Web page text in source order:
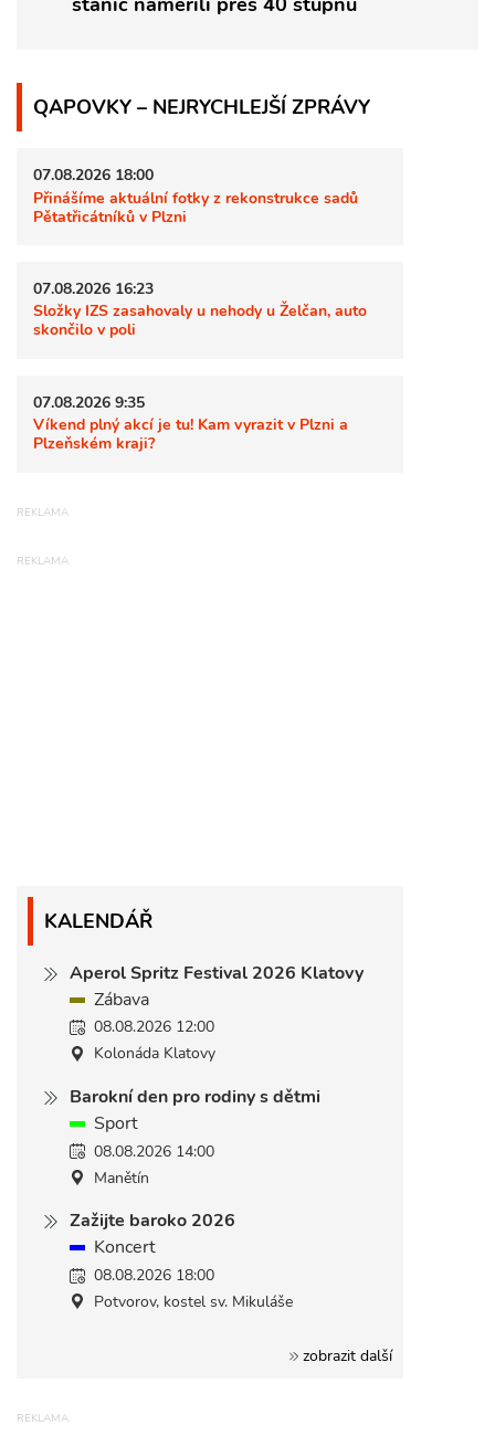
QAPOVKY – NEJRYCHLEJŠÍ ZPRÁVY
07.08.2026 18:00
Přinášíme aktuální fotky z rekonstrukce sadů
Pětatřicátníků v Plzni
07.08.2026 16:23
Složky IZS zasahovaly u nehody u Želčan, auto
skončilo v poli
07.08.2026 9:35
Víkend plný akcí je tu! Kam vyrazit v Plzni a
Plzeňském kraji?
KALENDÁŘ
Aperol Spritz Festival 2026 Klatovy
Zábava
08.08.2026 12:00
Kolonáda Klatovy
Barokní den pro rodiny s dětmi
Sport
08.08.2026 14:00
Manětín
Zažijte baroko 2026
Koncert
08.08.2026 18:00
Potvorov, kostel sv. Mikuláše
zobrazit další